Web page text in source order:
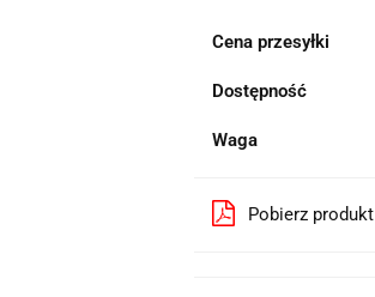
Cena przesyłki
Dostępność
Waga
Pobierz